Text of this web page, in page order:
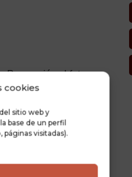
cookies
sitio web y
base de un perfil
visitadas).
Proyección al futuro e
la realidad física.
“dulces”
todo sea según se
idílico al que